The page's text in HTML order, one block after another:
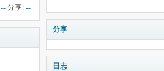
献:2
-- 分享:--
分享
日志